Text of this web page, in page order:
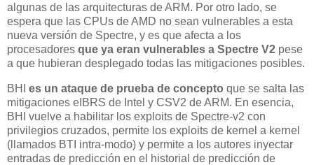
algunas de las arquitecturas de ARM. Por otro lado, se
espera que las CPUs de AMD no sean vulnerables a esta
nueva versión de Spectre, y es que afecta a los
procesadores que ya eran vulnerables a Spectre V2 pese
a que hubieran desplegado todas las mitigaciones posibles.
BHI es un ataque de prueba de concepto que se salta las
mitigaciones eIBRS de Intel y CSV2 de ARM. En esencia,
BHI vuelve a habilitar los exploits de Spectre-v2 con
privilegios cruzados, permite los exploits de kernel a kernel
(llamados BTI intra-modo) y permite a los autores inyectar
entradas de predicción en el historial de predicción de